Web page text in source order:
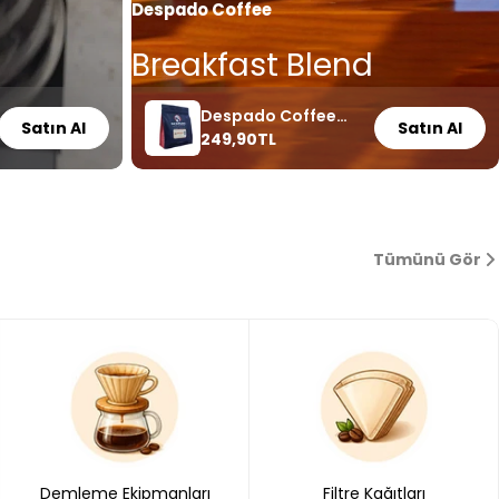
Satın Al
Despado Coffee
Breakfast Blend
Despado Coffee
Breakfast Blend 250
Gr
Normal
249,90TL
Satın Al
Tümünü Gör
Demleme Ekipmanları Filtre Kağıtları